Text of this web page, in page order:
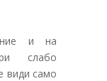
и на
слабо
види само